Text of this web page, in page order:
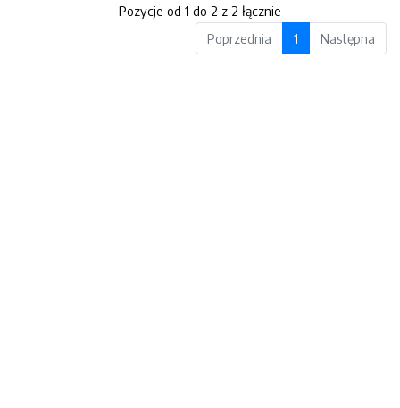
Pozycje od 1 do 2 z 2 łącznie
Poprzednia
1 Następna